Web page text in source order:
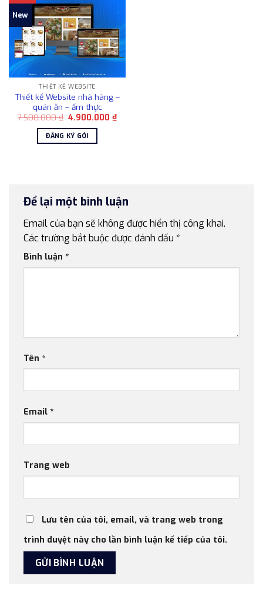
New
THIẾT KẾ WEBSITE
Thiết kế Website nhà hàng –
quán ăn – ẩm thực
7.500.000₫ Giá
là:
7.500.000 ₫.
4.900.000₫Giá
hiện
ĐĂNG KÝ GÓI
Để lại một bình luận
Email của bạn sẽ không được hiển thị công khai.
Các trường bắt buộc được đánh dấu *
Bình luận *
Tên *
Email *
Trang web
Lưu tên của tôi, email, và trang web trong
trình duyệt này cho lần bình luận kế tiếp của tôi.